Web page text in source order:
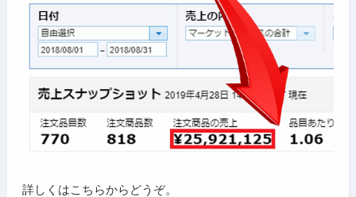
詳しくはこちらからどうぞ。